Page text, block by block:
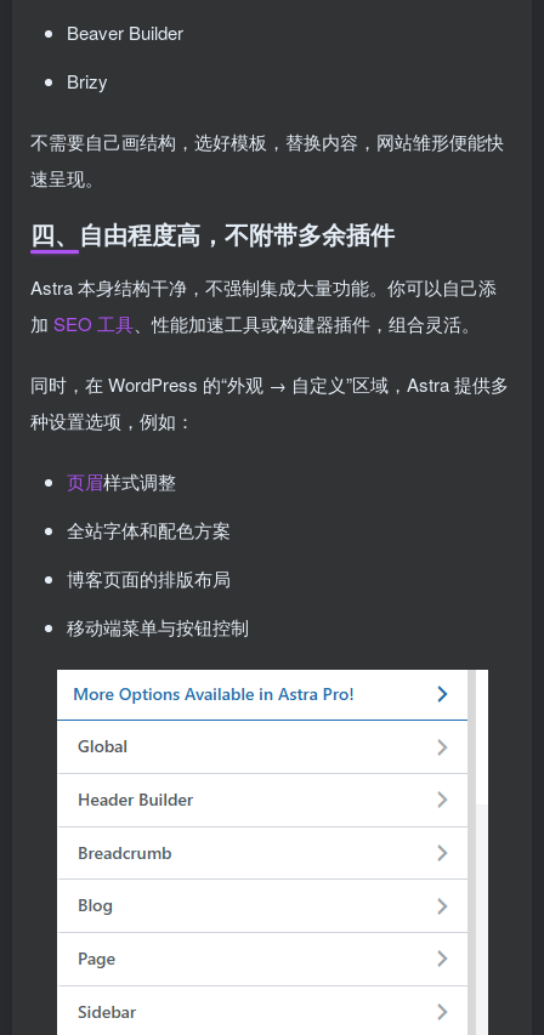
Beaver Builder
Brizy
不需要自己画结构，选好模板，替换内容，网站雏形便能快
速呈现。
四、自由程度高，不附带多余插件
Astra 本身结构干净，不强制集成大量功能。你可以自己添
加 SEO 工具、性能加速工具或构建器插件，组合灵活。
同时，在 WordPress 的“外观 → 自定义”区域，Astra 提供多
种设置选项，例如：
页眉样式调整
全站字体和配色方案
博客页面的排版布局
移动端菜单与按钮控制